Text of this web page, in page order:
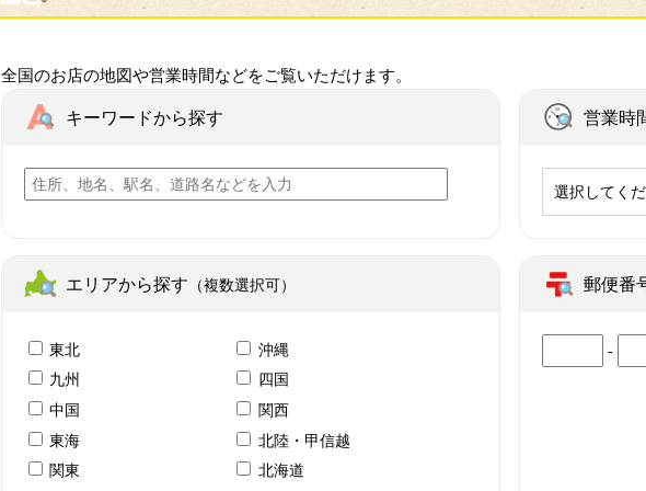
全国のお店の地図や営業時間などをご覧いただけます。
キーワードから探す 営業時
選択してく
エリアから探す （複数選択可）
東北
沖縄
九州
四国
中国
関西
東海
北陸・甲信越
関東
北海道
郵便番
-